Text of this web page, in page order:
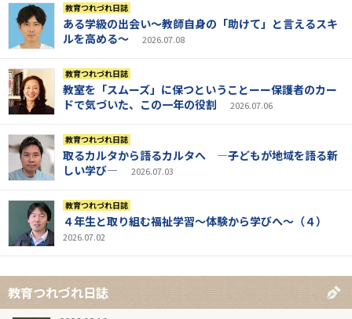
教育つれづれ日誌
ある学級の出会い～教師自身の「助けて」と言えるスキ
ルを高める～
2026.07.08
教育つれづれ日誌
教室を「スムーズ」に保つということーー保護者のカー
ドで気づいた、この一年の役割
2026.07.06
教育つれづれ日誌
取るカルタから語るカルタへ ―子どもが地域を語る新
しい学び―
2026.07.03
教育つれづれ日誌
４年生と取り組む福祉学習～体験から学びへ～（４）
2026.07.02
教育つれづれ日誌